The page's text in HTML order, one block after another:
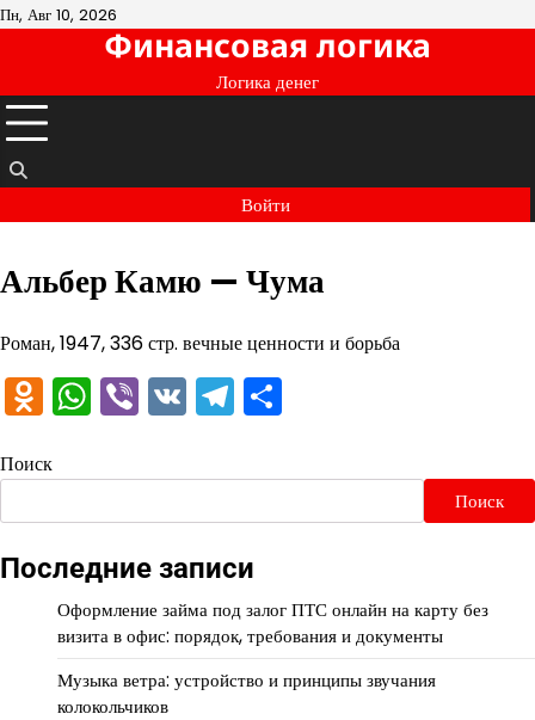
Перейти
Пн, Авг 10, 2026
Финансовая логика
Логика денег
Войти
Альбер Камю — Чума
Роман, 1947, 336 стр. вечные ценности и борьба
Odnoklassniki
WhatsApp
Viber
VKTelegram
Поиск
Поиск
Последние записи
Оформление займа под залог ПТС онлайн на карту без
визита в офис: порядок, требования и документы
Музыка ветра: устройство и принципы звучания
колокольчиков